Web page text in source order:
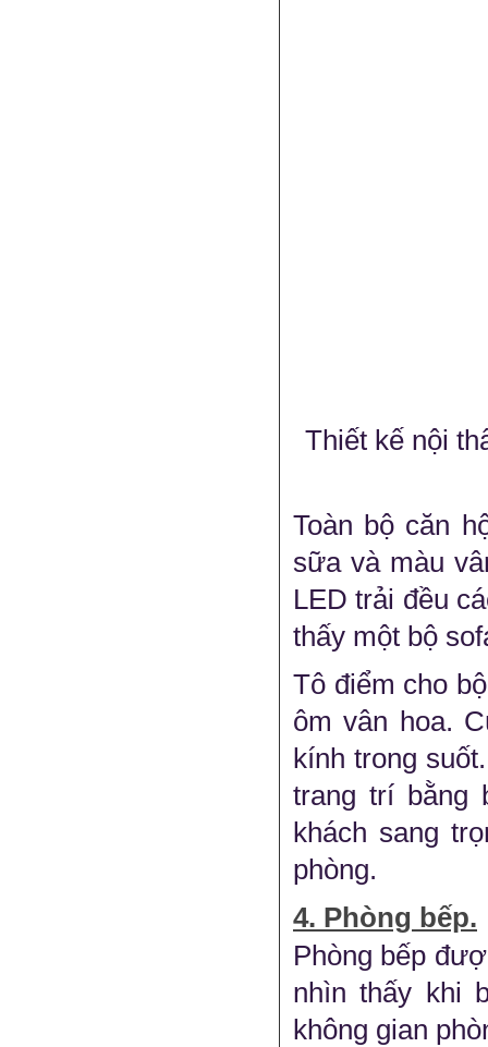
Thiết kế nội
Toàn bộ căn
sữa và màu
LED trải đều
thấy một bộ
Tô điểm cho
ôm vân hoa.
kính trong
trang trí bằng
khách sang
phòng.
4. Phòng bếp.
Phòng bếp
nhìn thấy khi
không gian